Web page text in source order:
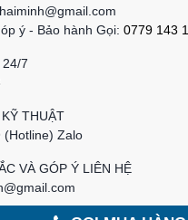
ý - Bảo hành Gọi: 0779 143
7
THUẬT
(Hotline) Zalo
VÀ GÓP Ý LIÊN HỆ